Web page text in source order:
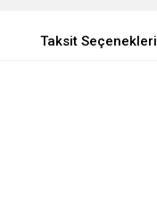
Taksit Seçenekleri